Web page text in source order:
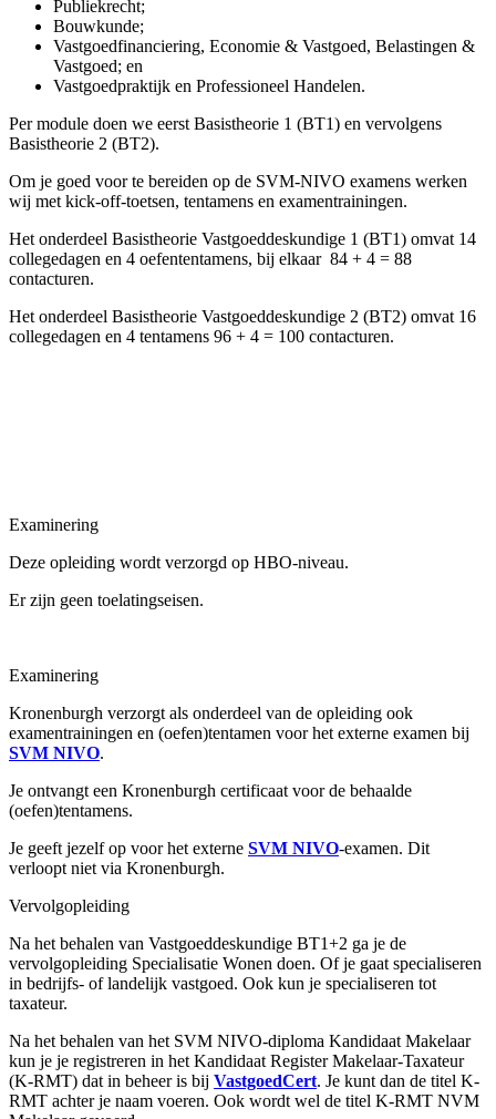
Publiekrecht;
Bouwkunde;
Vastgoedfinanciering, Economie & Vastgoed, Belastingen &
Vastgoed; en
Vastgoedpraktijk en Professioneel Handelen.
Per module doen we eerst Basistheorie 1 (BT1) en vervolgens
Basistheorie 2 (BT2).
Om je goed voor te bereiden op de SVM-NIVO examens werken
wij met kick-off-toetsen, tentamens en examentrainingen.
Het onderdeel Basistheorie Vastgoeddeskundige 1 (BT1) omvat 14
collegedagen en 4 oefententamens, bij elkaar 84 + 4 = 88
contacturen.
Het onderdeel Basistheorie Vastgoeddeskundige 2 (BT2) omvat 16
collegedagen en 4 tentamens 96 + 4 = 100 contacturen.
Examinering
Deze opleiding wordt verzorgd op HBO-niveau.
Er zijn geen toelatingseisen.
Examinering
Kronenburgh verzorgt als onderdeel van de opleiding ook
examentrainingen en (oefen)tentamen voor het externe examen bij
SVM NIVO.
Je ontvangt een Kronenburgh certificaat voor de behaalde
(oefen)tentamens.
Je geeft jezelf op voor het externe SVM NIVO-examen. Dit
verloopt niet via Kronenburgh.
Vervolgopleiding
Na het behalen van Vastgoeddeskundige BT1+2 ga je de
vervolgopleiding Specialisatie Wonen doen. Of je gaat specialiseren
in bedrijfs- of landelijk vastgoed. Ook kun je specialiseren tot
taxateur.
Na het behalen van het SVM NIVO-diploma Kandidaat Makelaar
kun je je registreren in het Kandidaat Register Makelaar-Taxateur
(K-RMT) dat in beheer is bij VastgoedCert. Je kunt dan de titel K-
RMT achter je naam voeren. Ook wordt wel de titel K-RMT NVM